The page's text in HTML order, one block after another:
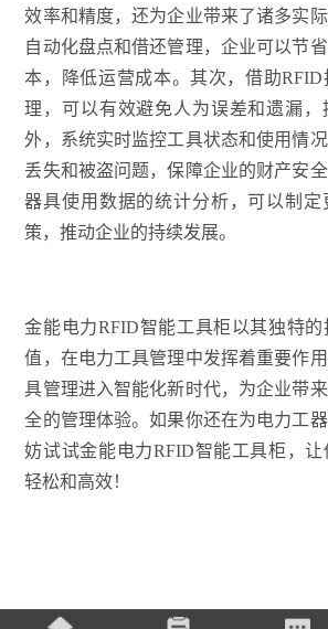
效率和精度，还为企业带来了诸多实
自动化盘点和借还管理，企业可以节
本，降低运营成本。其次，借助
理，可以有效避免人为误差和遗漏
外，系统实时监控工具状态和使用情
丢失和被盗问题，保障企业的财产安
器具使用数据的统计分析，可以制定
策，推动企业的持续发展。
金能电力RFID智能工具柜以其独特
值，在电力工具管理中发挥着重要作
具管理进入智能化新时代，为企业带
全的管理体验。如果你还在为电力工
妨试试金能电力RFID智能工具柜，
轻松和高效！